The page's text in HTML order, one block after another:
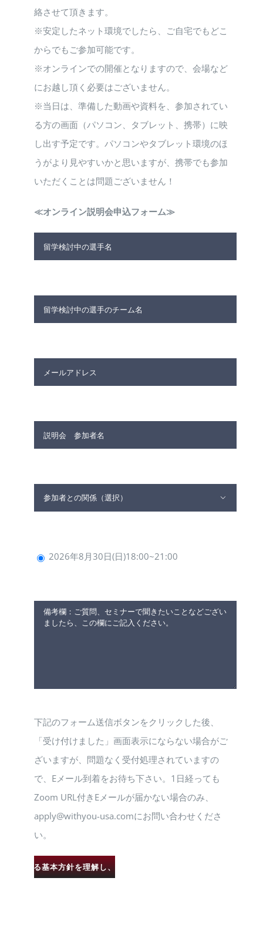
絡させて頂きます。
※安定したネット環境でしたら、ご自宅でもどこ
からでもご参加可能です。
※オンラインでの開催となりますので、会場など
にお越し頂く必要はございません。
※当日は、準備した動画や資料を、参加されてい
る方の画面（パソコン、タブレット、携帯）に映
し出す予定です。パソコンやタブレット環境のほ
うがより見やすいかと思いますが、携帯でも参加
いただくことは問題ございません！
≪オンライン説明会申込フォーム≫

2026年8月30日(日)18:00~21:00
下記のフォーム送信ボタンをクリックした後、
「受け付けました」画面表示にならない場合がご
ざいますが、問題なく受付処理されていますの
で、Eメール到着をお待ち下さい。1日経っても
Zoom URL付きEメールが届かない場合のみ、
apply@withyou-usa.comにお問い合わせくださ
い。